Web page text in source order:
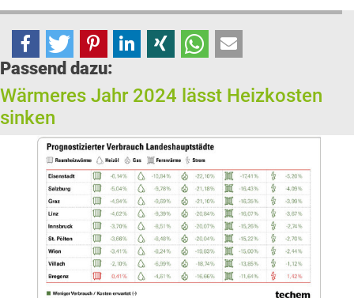
Passend dazu:
Wärmeres Jahr 2024 lässt Heizkosten
sinken